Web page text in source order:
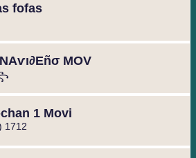
fofas
MOV
1 Movi
1712